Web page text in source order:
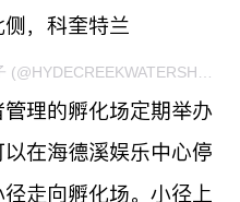
，科奎特兰
理的孵化场定期举办
在海德溪娱乐中心停
走向孵化场。小径上